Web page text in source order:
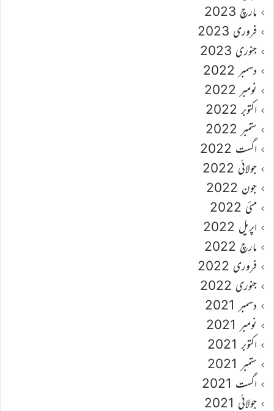
مارچ 2023
فروری 2023
جنوری 2023
دسمبر 2022
نومبر 2022
اکتوبر 2022
ستمبر 2022
اگست 2022
جولائی 2022
جون 2022
مئی 2022
اپریل 2022
مارچ 2022
فروری 2022
جنوری 2022
دسمبر 2021
نومبر 2021
اکتوبر 2021
ستمبر 2021
اگست 2021
جولائی 2021